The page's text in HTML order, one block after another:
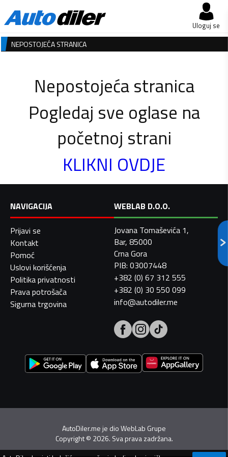
Uloguj se
NEPOSTOJEĆA STRANICA
Nepostojeća stranica
Pogledaj sve oglase na
početnoj strani
KLIKNI OVDJE
NAVIGACIJA
Prijavi se
Kontakt
Pomoć
Uslovi korišćenja
Politika privatnosti
Prava potrošača
Sigurna trgovina
WEBLAB D.O.O.
Jovana Tomaševića 1,
Bar, 85000
Crna Gora
PIB: 03007448
+382 (0) 67 312 555
+382 (0) 30 550 099
info@autodiler.me
AutoDiler.me je dioWebLab Grupe
Copyright© 2026. Sva prava zadržana.